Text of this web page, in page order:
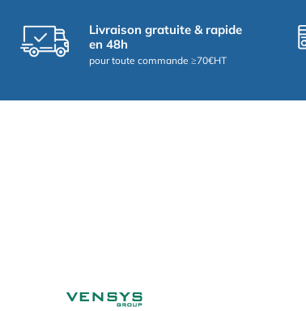
Livraison gratuite & rapide
en 48h
pour toute commande ≥70€HT